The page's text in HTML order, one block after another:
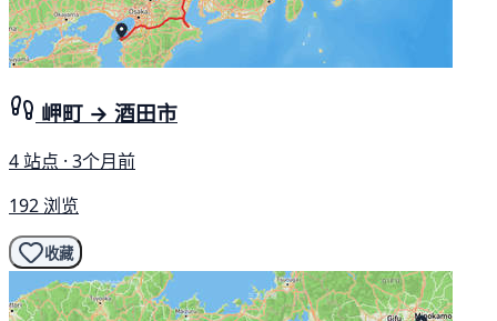
岬町 → 酒田市
4 站点 · 3个月前
192 浏览
收藏